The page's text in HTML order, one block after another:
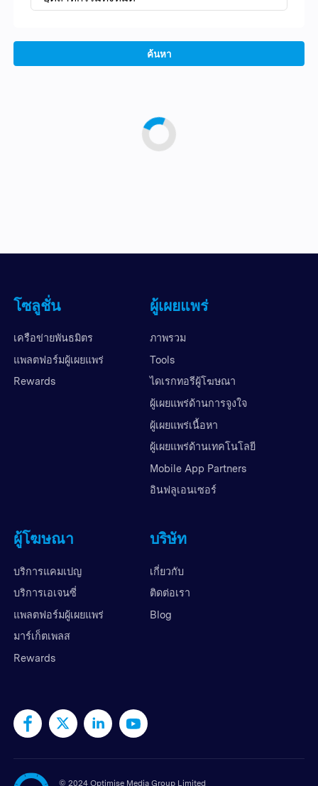
ค้นหา
โซลูชั่น
เครือข่ายพันธมิตร
แพลตฟอร์มผู้เผยแพร่
Rewards
ผู้เผยแพร่
ภาพรวม
Tools
ไดเรกทอรีผู้โฆษณา
ผู้เผยแพร่ด้านการจูงใจ
ผู้เผยแพร่เนื้อหา
ผู้เผยแพร่ด้านเทคโนโลยี
Mobile App Partners
อินฟลูเอนเซอร์
ผู้โฆษณา
บริการแคมเปญ
บริการเอเจนซี่
แพลตฟอร์มผู้เผยแพร่
มาร์เก็ตเพลส
Rewards
บริษัท
เกี่ยวกับ
ติดต่อเรา
Blog
© 2024 Optimise Media Group Limited